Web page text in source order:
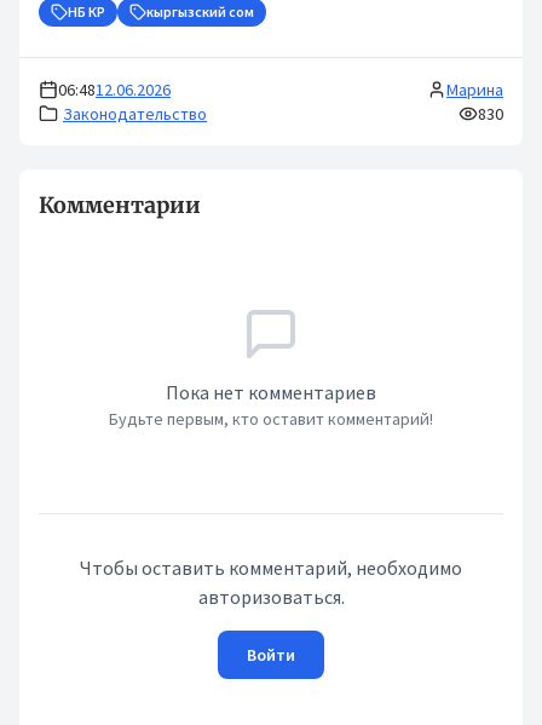
НБ КР кыргызский сом
06:4812.06.2026
Законодательство
Марина
830
Комментарии
Пока нет комментариев
Будьте первым, кто оставит комментарий!
Чтобы оставить комментарий, необходимо
авторизоваться.
Войти